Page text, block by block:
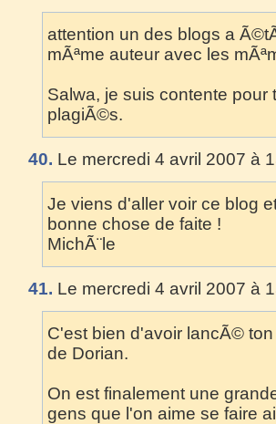
attention un des blogs a
mÃªme auteur avec les
Salwa, je suis contente pour
plagiÃ©s.
40. Le mercredi 4 avril 2007 à
Je viens d'aller voir ce blog
bonne chose de faite !
MichÃ¨le
41. Le mercredi 4 avril 2007 à
C'est bien d'avoir lancÃ©
de Dorian.
On est finalement une
gens que l'on aime se faire